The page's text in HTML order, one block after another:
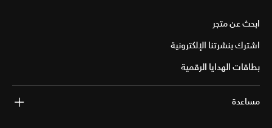
ابحث عن متجر
اشترك بنشرتنا الإلكترونية
بطاقات الهدايا الرقمية
مساعدة